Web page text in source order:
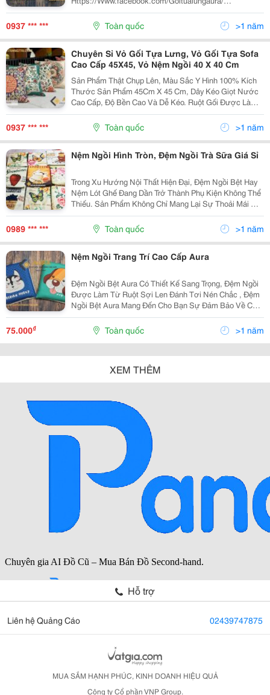
Https://Goitualungaura.com/ Gia Tốt Cho Khách Mua
Số Lượng Nhiều Trên 20 Chiếc Sản Phẩm Thật Chụp...
0937 *** *** Toàn quốc >1 năm
Chuyên Sỉ Vỏ Gối Tựa Lưng, Vỏ Gối Tựa Sofa
Cao Cấp 45X45, Vỏ Nệm Ngồi 40 X 40 Cm
Sản Phẩm Thật Chụp Lên, Màu Sắc Y Hình 100% Kích
Thước Sản Phẩm 45Cm X 45 Cm, Dây Kéo Giọt Nước
Cao Cấp, Độ Bền Cao Và Dễ Kéo. Ruột Gối Được Làm
Từ Bông Gòn Công Nghiệp Cao Cấp , Sạch, Đảm Bảo
Vệ Sinh Và An Toàn Cho Người Sử Dụng. Chất...
0937 *** *** Toàn quốc >1 năm
Nệm Ngồi Hình Tròn, Đệm Ngồi Trà Sữa Giá Sỉ
Trong Xu Hướng Nội Thất Hiện Đại, Đệm Ngồi Bệt Hay
Nệm Lót Ghế Đang Dần Trở Thành Phụ Kiện Không Thể
Thiếu. Sản Phẩm Không Chỉ Mang Lại Sự Thoải Mái Mà
Còn Góp Phần Nâng Cao Tính Thẩm Mỹ Cho Không
Gian Sống. Đệm Lót Ghế Là Sản Phẩm Được Thiết Kế
0989 *** *** Toàn quốc >1 năm
Nệm Ngồi Trang Trí Cao Cấp Aura
Đệm Ngồi Bệt Aura Có Thiết Kế Sang Trọng, Đệm Ngồi
Được Làm Từ Ruột Sợi Len Đánh Tơi Nén Chắc , Đệm
Ngồi Bệt Aura Mang Đến Cho Bạn Sự Đảm Bảo Về Chất
Lượng Cao Cấp Cũng Như Làm Bạn Hài Lòng Về
Những Kiểu Dáng Đẹp Mắt, Sang Trọng Mà Chiếc Đệm
75.000₫ Toàn quốc >1 năm
XEM THÊM
Hỗ trợ
Liên hệ Quảng Cáo 02439747875
MUA SẮM HẠNH PHÚC, KINH DOANH HIỆU QUẢ
Công ty Cổ phần VNP Group.